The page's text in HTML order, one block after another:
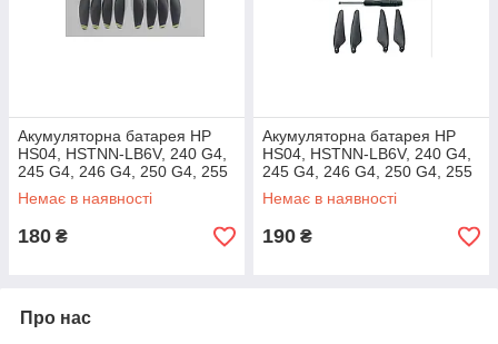
Акумуляторна батарея HP
HS04, HSTNN-LB6V, 240 G4,
245 G4, 246 G4, 250 G4, 255
G4, 256 G4
Немає в наявності
180 ₴
Акумуляторна батарея HP
HS04, HSTNN-LB6V, 240 G4,
245 G4, 246 G4, 250 G4, 255
G4, 256 G4
Немає в наявності
190 ₴
Про нас